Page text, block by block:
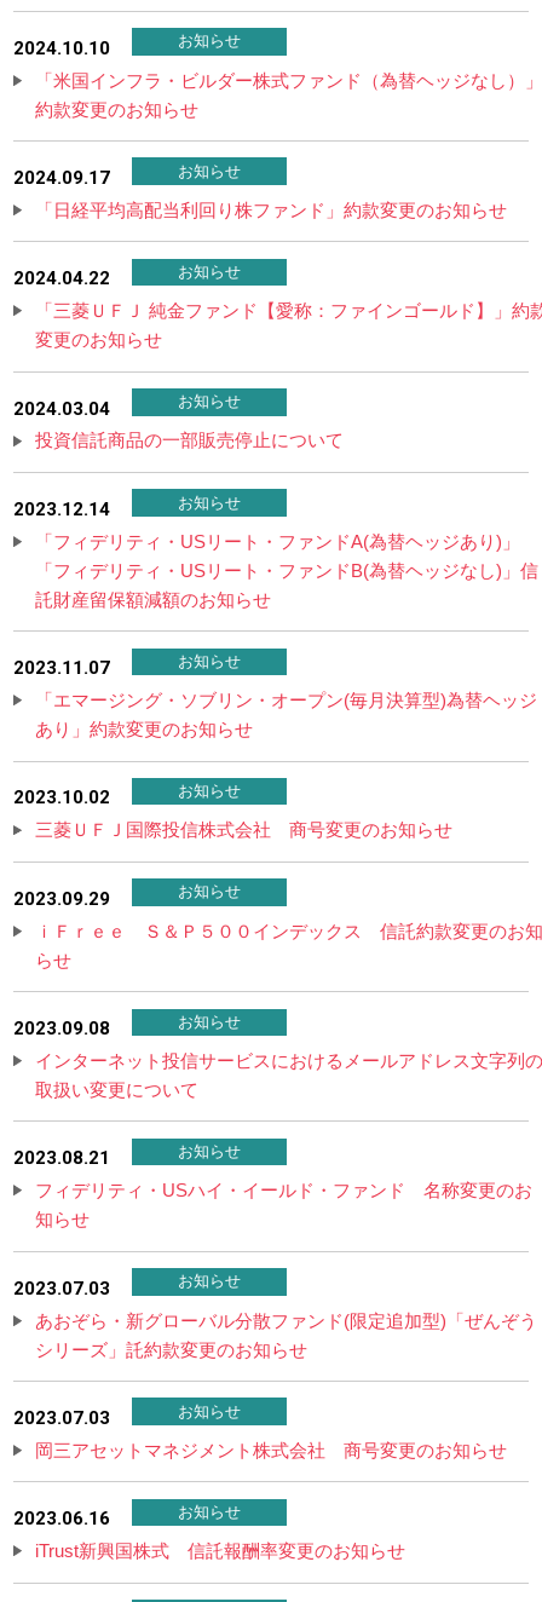
2024.10.10 お知らせ
「米国インフラ・ビルダー株式ファンド（為替ヘッジなし）
約款変更のお知らせ
2024.09.17 お知らせ
「日経平均高配当利回り株ファンド」約款変更のお知らせ
2024.04.22 お知らせ
「三菱ＵＦＪ 純金ファンド【愛称：ファインゴールド】」約
変更のお知らせ
2024.03.04 お知らせ
投資信託商品の一部販売停止について
2023.12.14 お知らせ
「フィデリティ・USリート・ファンドA(為替ヘッジあり)」
「フィデリティ・USリート・ファンドB(為替ヘッジなし)」信
託財産留保額減額のお知らせ
2023.11.07 お知らせ
「エマージング・ソブリン・オープン(毎月決算型)為替ヘッジ
あり」約款変更のお知らせ
2023.10.02 お知らせ
三菱ＵＦＪ国際投信株式会社 商号変更のお知らせ
2023.09.29 お知らせ
ｉＦｒｅｅ Ｓ＆Ｐ５００インデックス 信託約款変更のお
らせ
2023.09.08 お知らせ
インターネット投信サービスにおけるメールアドレス文字列
取扱い変更について
2023.08.21 お知らせ
フィデリティ・USハイ・イールド・ファンド 名称変更のお
知らせ
2023.07.03 お知らせ
あおぞら・新グローバル分散ファンド(限定追加型)「ぜんぞう
シリーズ」託約款変更のお知らせ
2023.07.03 お知らせ
岡三アセットマネジメント株式会社 商号変更のお知らせ
2023.06.16 お知らせ
iTrust新興国株式 信託報酬率変更のお知らせ